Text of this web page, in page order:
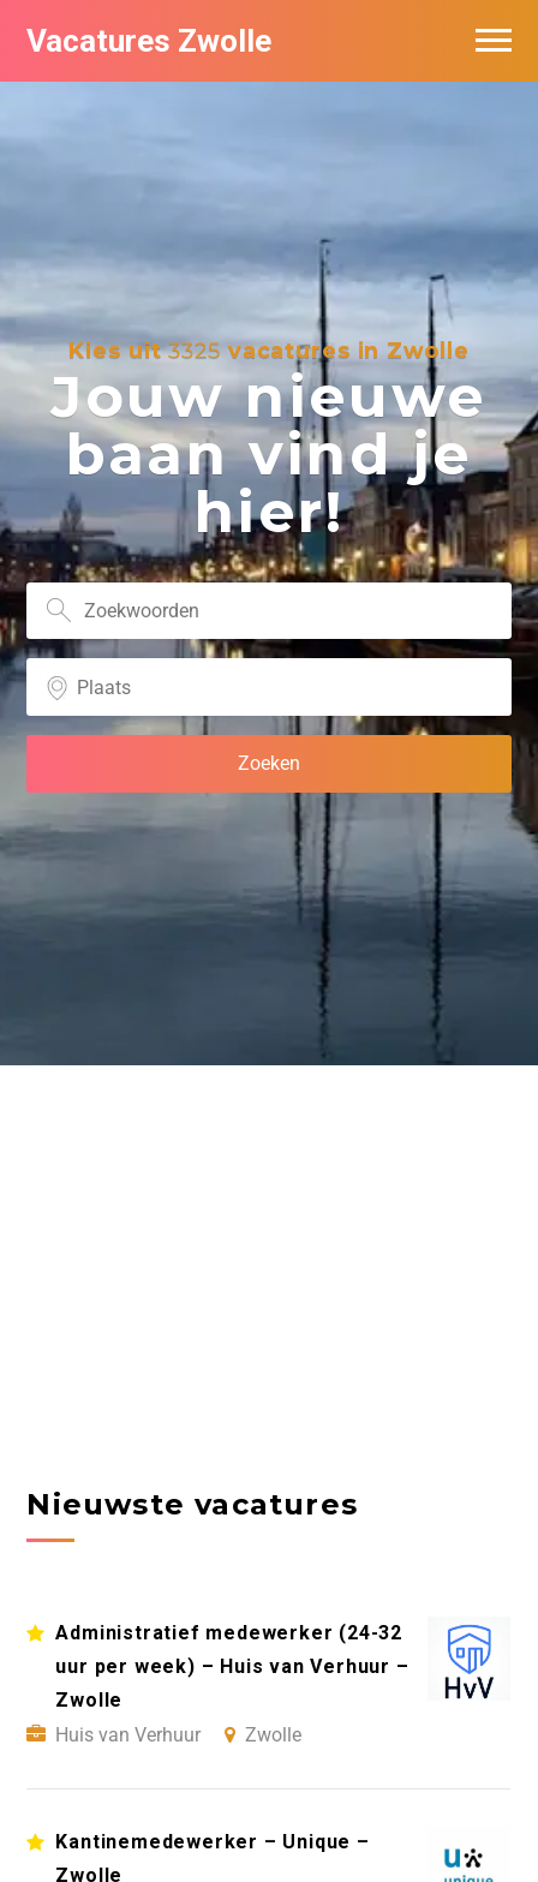
Vacatures Zwolle
Kies uit3325vacatures in Zwolle
Jouw nieuwe
baan vind je
hier!
Nieuwste vacatures
Administratief medewerker (24-32
uur per week) – Huis van Verhuur –
Zwolle
Huis van Verhuur
Zwolle
Kantinemedewerker – Unique –
Zwolle
Vacatures per bedrijf